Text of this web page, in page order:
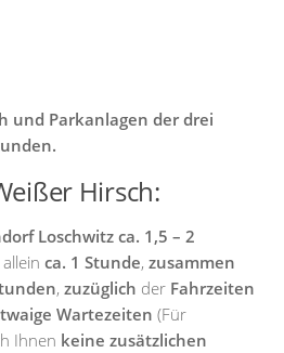
und Parkanlagen der drei
Hirsch:
Loschwitz ca. 1,5 – 2
allein ca. 1 Stunde, zusammen
, zuzüglich der Fahrzeiten
Wartezeiten (Für
Ihnen keine zusätzlichen